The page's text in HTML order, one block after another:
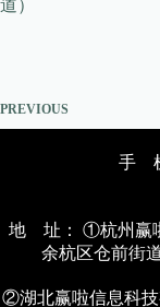
道）
PREVIOUS
手
地 址： ①杭州赢
余杭区仓前街
②湖北赢啦信息科